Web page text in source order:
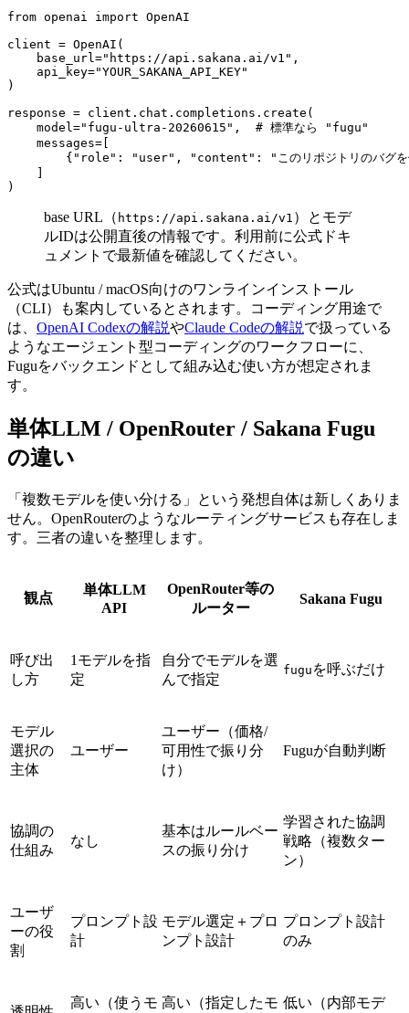
from openai import OpenAI
client = OpenAI(
    base_url="https://api.sakana.ai/v1",
    api_key="YOUR_SAKANA_API_KEY"
)
response = client.chat.completions.create(
    model="fugu-ultra-20260615",  # 標準なら "fugu"
    messages=[
{"role": "user", "content": "このリポジトリのバグを
)
base URL（ https://api.sakana.ai/v1 ）とモデ
ルIDは公開直後の情報です。利用前に公式ドキ
ュメントで最新値を確認してください。
公式はUbuntu / macOS向けのワンラインインストール
（CLI）も案内しているとされます。コーディング用途で
は、 OpenAI Codexの解説やClaude Codeの解説で扱っている
ようなエージェント型コーディングのワークフローに、
Fuguをバックエンドとして組み込む使い方が想定されま
す。
単体LLM / OpenRouter / Sakana Fugu
の違い
「複数モデルを使い分ける」という発想自体は新しくありま
せん。OpenRouterのようなルーティングサービスも存在しま
す。三者の違いを整理します。
観点
単体LLM
API
OpenRouter等の
ルーター
Sakana Fugu
呼び出
し方
1モデルを指
定
自分でモデルを選
んで指定
fugu を呼ぶだけ
モデル
選択の
主体
ユーザー
ユーザー（価格/
可用性で振り分
け）
Fuguが自動判断
協調の
仕組み
なし
基本はルールベー
スの振り分け
学習された協調
戦略（複数ター
ン）
ユーザ
ーの役
割
プロンプト設
計
モデル選定＋プロ
ンプト設計
プロンプト設計
のみ
高い（使うモ 高い（指定したモ 低い（内部モデ